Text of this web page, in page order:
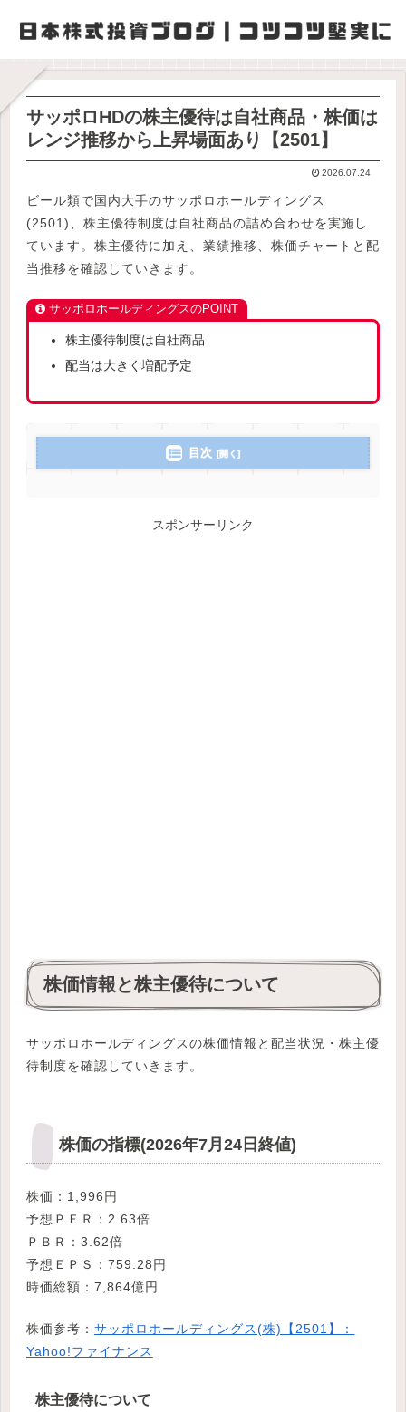
サッポロHDの株主優待は自社商品・株価は
レンジ推移から上昇場面あり【2501】
2026.07.24
ビール類で国内大手のサッポロホールディングス
(2501)、株主優待制度は自社商品の詰め合わせを実施し
ています。株主優待に加え、業績推移、株価チャートと配
当推移を確認していきます。
サッポロホールディングスのPOINT
株主優待制度は自社商品
配当は大きく増配予定
目次
スポンサーリンク
株価情報と株主優待について
サッポロホールディングスの株価情報と配当状況・株主優
待制度を確認していきます。
株価の指標(2026年7月24日終値)
株価：1,996円
予想ＰＥＲ：2.63倍
ＰＢＲ：3.62倍
予想ＥＰＳ：759.28円
時価総額：7,864億円
株価参考： サッポロホールディングス(株)【2501】：
Yahoo!ファイナンス
株主優待について